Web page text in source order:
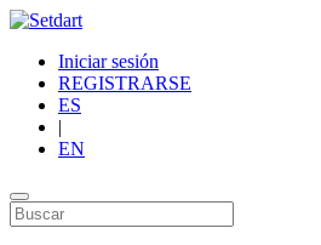
Iniciar sesión
REGISTRARSE
ES
|
EN